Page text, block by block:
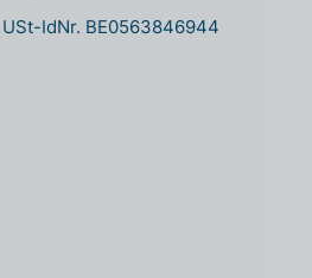
USt-IdNr. BE0563846944